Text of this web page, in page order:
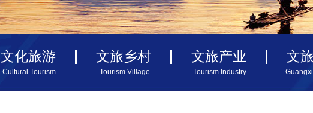
文化旅游
Cultural Tourism
文旅乡村
Tourism Village
文旅产业
Tourism Industry
文